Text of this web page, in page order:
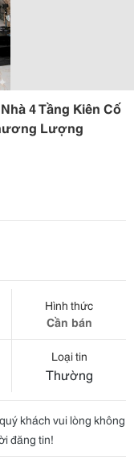
4 Tầng Kiên Cố
Lượng
Hình thức
Cần bán
Loại tin
Thường
khách vui lòng không
đăng tin!